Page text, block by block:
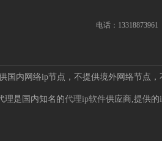
电话：13318873961
国内网络ip节点，不提供境外网络节点
理是国内知名的代理ip软件供应商,提供的